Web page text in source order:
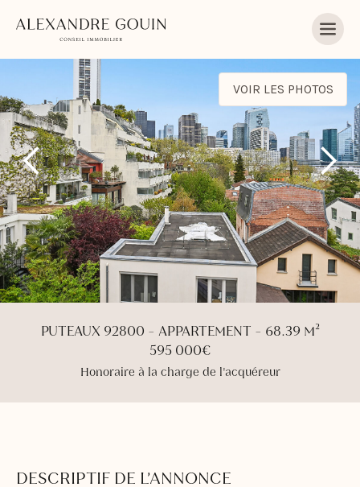
PUTEAUX 92800 - APPARTEMENT - 68.39 M²
595 000€
Honoraire à la charge de l'acquéreur
VOIR LES PHOTOS
DESCRIPTIF DE L’ANNONCE